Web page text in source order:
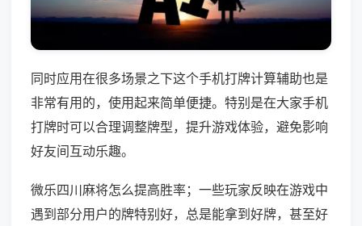
同时应用在很多场景之下这个手机打牌计算辅助也是
非常有用的，使用起来简单便捷。特别是在大家手机
打牌时可以合理调整牌型，提升游戏体验，避免影响
好友间互动乐趣。
微乐四川麻将怎么提高胜率；一些玩家反映在游戏中
遇到部分用户的牌特别好，总是能拿到好牌，甚至好